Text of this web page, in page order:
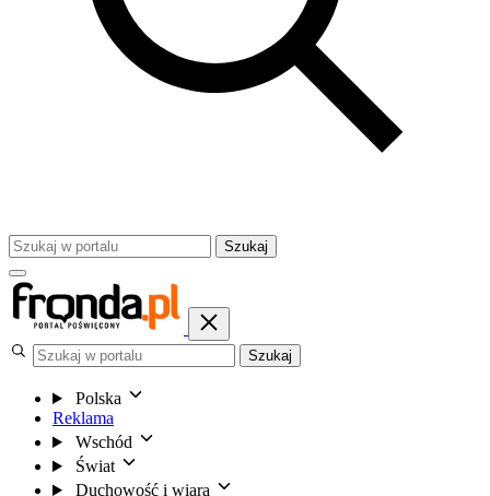
Szukaj
Szukaj
Polska
Reklama
Wschód
Świat
Duchowość i wiara